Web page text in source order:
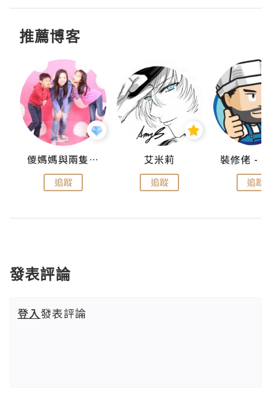
推薦博客
儍媽媽與兩隻小魔怪之家
追蹤
艾米莉
追蹤 追蹤
發表評論
登入發表評論